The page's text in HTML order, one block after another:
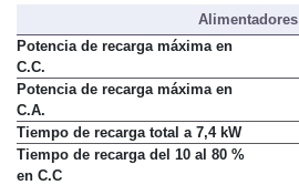
Alimentadores
Potencia de recarga máxima en
C.C.
Potencia de recarga máxima en
C.A.
Tiempo de recarga total a 7,4 kW
Tiempo de recarga del 10 al 80 %
en C.C